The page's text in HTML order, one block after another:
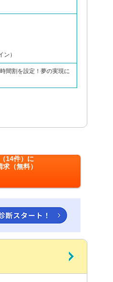
）
間割を設定！夢の実現に
14件）に
求（無料）